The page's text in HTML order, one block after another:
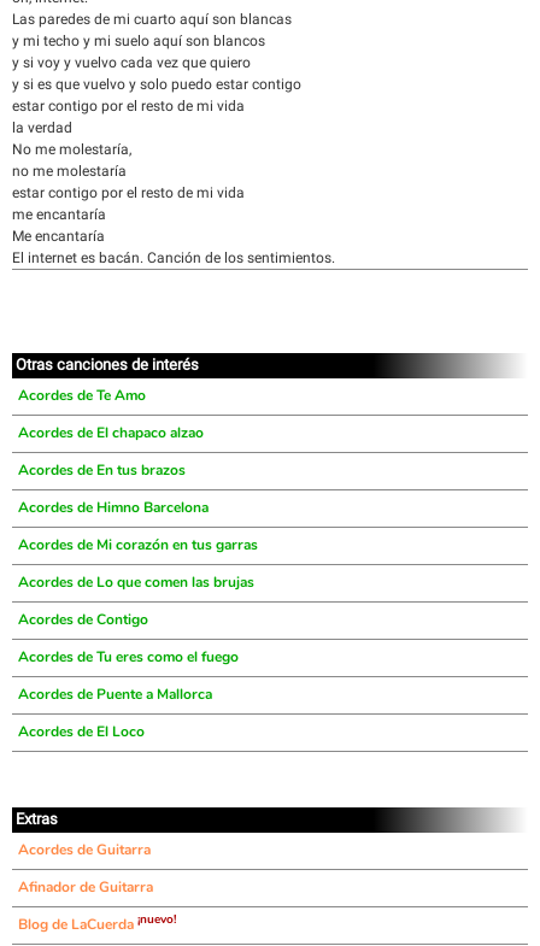
Las paredes de mi cuarto aquí son blancas
y mi techo y mi suelo aquí son blancos
y si voy y vuelvo cada vez que quiero
y si es que vuelvo y solo puedo estar contigo
estar contigo por el resto de mi vida
la verdad
No me molestaría,
no me molestaría
estar contigo por el resto de mi vida
me encantaría
Me encantaría
El internet es bacán. Canción de los sentimientos.
Otras canciones de interés
Acordes de Te Amo
Acordes de El chapaco alzao
Acordes de En tus brazos
Acordes de Himno Barcelona
Acordes de Mi corazón en tus garras
Acordes de Lo que comen las brujas
Acordes de Contigo
Acordes de Tu eres como el fuego
Acordes de Puente a Mallorca
Acordes de El Loco
Extras
Acordes de Guitarra
Afinador de Guitarra
Blog de LaCuerda ¡nuevo!